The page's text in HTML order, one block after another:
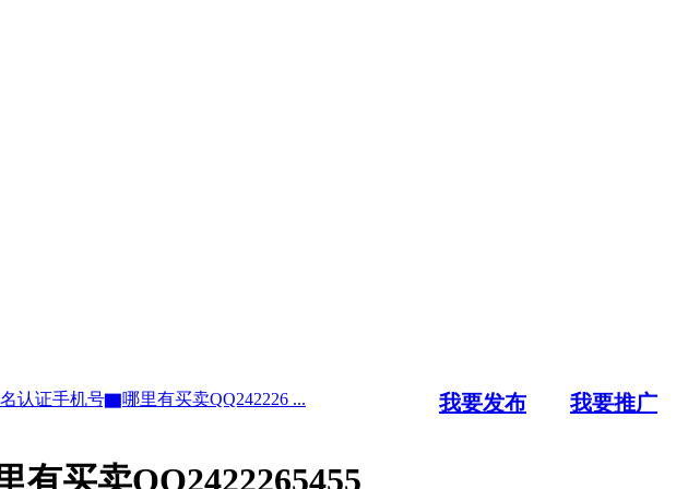
我要发布 我要推广
认证手机号▇哪里有买卖QQ242226 ...
买卖QQ2422265455